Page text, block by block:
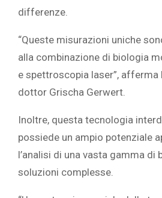
differenze.
“Queste misurazioni uniche
alla combinazione di biologia
e spettroscopia laser”, afferma
dottor Grischa Gerwert.
Inoltre, questa tecnologia
possiede un ampio potenziale
l’analisi di una vasta gamma di
soluzioni complesse.